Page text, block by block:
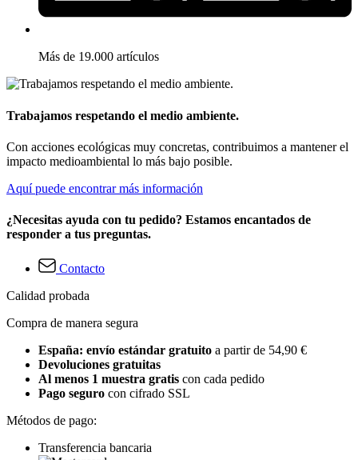
Más de 19.000 artículos
Trabajamos respetando el medio ambiente.
Con acciones ecológicas muy concretas, contribuimos a mantener el
impacto medioambiental lo más bajo posible.
Aquí puede encontrar más información
¿Necesitas ayuda con tu pedido? Estamos encantados de
responder a tus preguntas.
Contacto
Calidad probada
Compra de manera segura
España: envío estándar gratuito a partir de 54,90 €
Devoluciones gratuitas
Al menos 1 muestra gratis con cada pedido
Pago seguro con cifrado SSL
Métodos de pago:
Transferencia bancaria